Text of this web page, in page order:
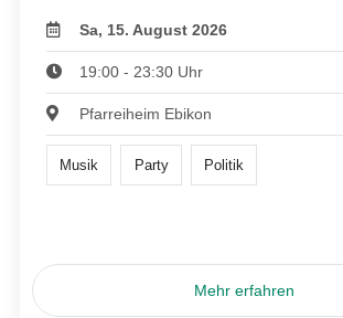
Sa, 15. August 2026
19:00 - 23:30 Uhr
Pfarreiheim Ebikon
Musik Party Politik
Mehr erfahren